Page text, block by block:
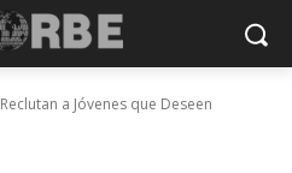
Reclutan a Jóvenes que Deseen